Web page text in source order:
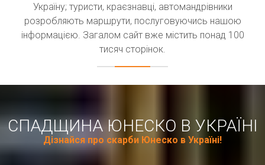
Україну; туристи, краєзнавці, автомандрівники
розробляють маршрути, послуговуючись нашою
інформацією. Загалом сайт вже містить понад 100
тисяч сторінок.
СПАДЩИНА ЮНЕСКО В УКРАЇНІ
Дізнайся про скарби Юнеско в Україні!